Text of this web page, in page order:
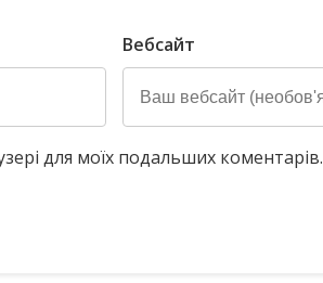
Вебсайт
для моїх подальших коментарів.